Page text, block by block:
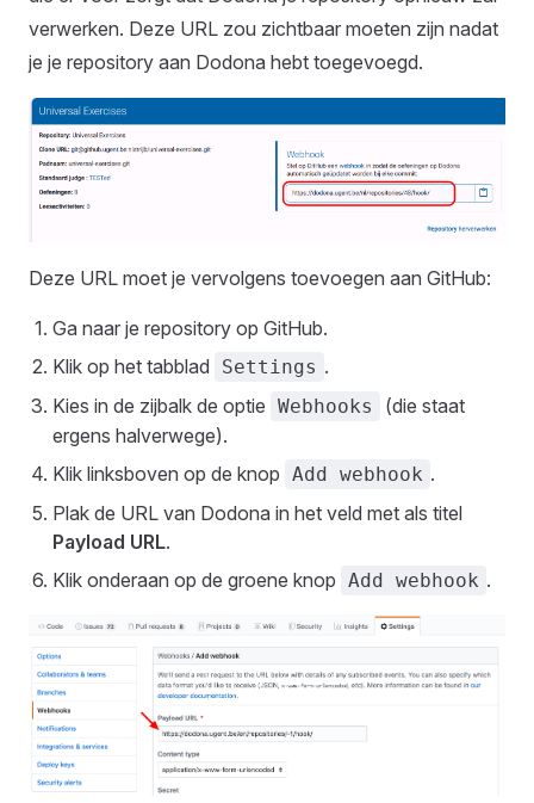
verwerken. Deze URL zou zichtbaar moeten zijn nadat
je je repository aan Dodona hebt toegevoegd.
Deze URL moet je vervolgens toevoegen aan GitHub:
Ga naar je repository op GitHub.
Klik op het tabblad
Settings .
Kies in de zijbalk de optie Webhooks
(die staat
ergens halverwege).
Klik linksboven op de knop Add webhook .
Plak de URL van Dodona in het veld met als titel
Payload URL.
Klik onderaan op de groene knop Add webhook .